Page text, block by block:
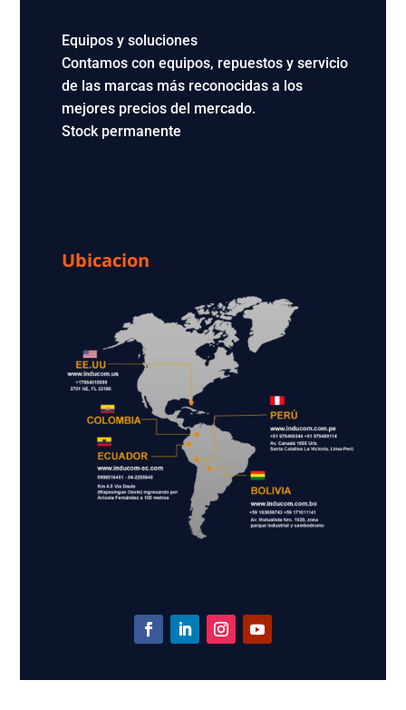
Equipos y soluciones
Contamos con equipos, repuestos y servicio
de las marcas más reconocidas a los
mejores precios del mercado.
Stock permanente
Ubicacion